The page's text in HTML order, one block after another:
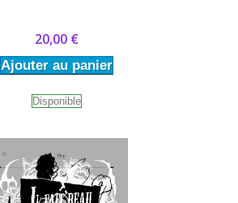
20,00 €
Ajouter au panier
Disponible